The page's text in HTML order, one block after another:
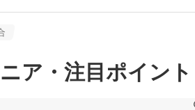
ア・注目ポイン